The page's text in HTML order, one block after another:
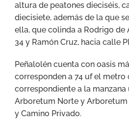
altura de peatones dieciséis,
diecisiete, además de la que
ella, que colinda a Rodrigo de
34 y Ramón Cruz, hacia calle
Peñalolén cuenta con oasis
corresponden a 74 uf el metro
correspondiente a la
Arboretum Norte y Arboretum
y Camino Privado.